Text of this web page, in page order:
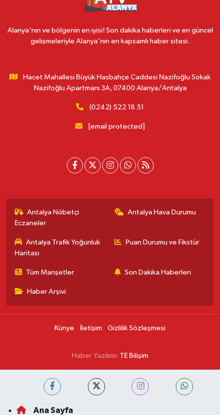
Alanya'nın ve bölgenin en iyisi! Son dakika haberleri ve en güncel
gelişmeleriyle Alanya'nın en kapsamlı haber sitesi.
Hacet Mahallesi Büyük Hasbahçe Caddesi Nazifoğlu Sokak
Nazifoğlu Apartmanı 3A, 07400 Alanya/Antalya
(0242) 522 18 51
[email protected]
Antalya Nöbetçi
Eczaneler
Antalya Hava Durumu
Antalya Trafik Yoğunluk
Haritası
Puan Durumu ve Fikstür
Tüm Manşetler Son Dakika Haberleri
Haber Arşivi
Künye İletişim Gizlilik Sözleşmesi
Haber Yazılımı: TE Bilişim
Ana Sayfa